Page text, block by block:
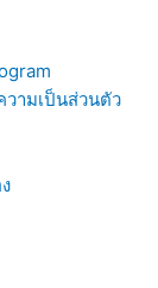
วามเป็นส่วนตัว